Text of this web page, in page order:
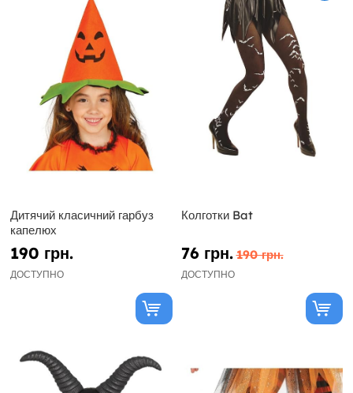
Дитячий класичний гарбуз
капелюх
190 грн.
ДОСТУПНО
Колготки Bat
76 грн. 190 грн.
ДОСТУПНО